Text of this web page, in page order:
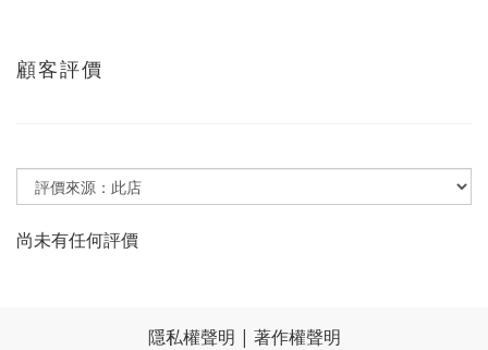
顧客評價
尚未有任何評價
隱私權聲明 | 著作權聲明